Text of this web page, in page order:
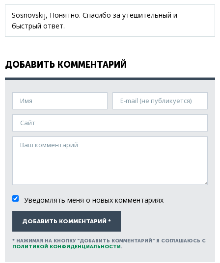
Sosnovskij, Понятно. Спасибо за утешительный и
быстрый ответ.
ДОБАВИТЬ КОММЕНТАРИЙ
Имя E-mail (не публикуется)
Сайт
Ваш комментарий
Уведомлять меня о новых комментариях
ДОБАВИТЬ КОММЕНТАРИЙ *
* НАЖИМАЯ НА КНОПКУ "ДОБАВИТЬ КОММЕНТАРИЙ" Я СОГЛАШАЮСЬ С
ПОЛИТИКОЙ КОНФИДЕНЦИАЛЬНОСТИ.